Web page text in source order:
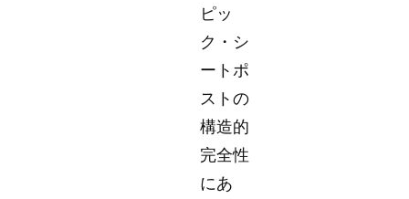
ピッ
ク・シ
ートポ
ストの
構造的
完全性
にあ